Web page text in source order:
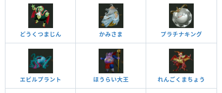
どうくつまじん かみさま プラチナキング
エビルプラント ほうらい大王 れんごくまちょう